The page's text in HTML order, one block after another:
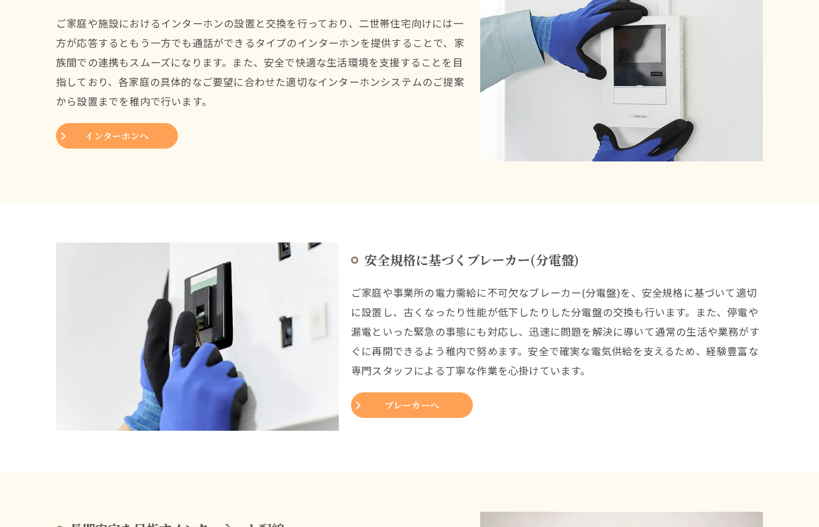
ご家庭や施設におけるインターホンの設置と交換を行っており、二世帯住宅向けには一
方が応答するともう一方でも通話ができるタイプのインターホンを提供することで、家
族間での連携もスムーズになります。また、安全で快適な生活環境を支援することを目
指しており、各家庭の具体的なご要望に合わせた適切なインターホンシステムのご提案
から設置までを稚内で行います。
インターホンへ
安全規格に基づくブレーカー(分電盤)
ご家庭や事業所の電力需給に不可欠なブレーカー(分電盤)を、安全規格に基づいて適切
に設置し、古くなったり性能が低下したりした分電盤の交換も行います。また、停電や
漏電といった緊急の事態にも対応し、迅速に問題を解決に導いて通常の生活や業務がす
ぐに再開できるよう稚内で努めます。安全で確実な電気供給を支えるため、経験豊富な
専門スタッフによる丁寧な作業を心掛けています。
ブレーカーへ